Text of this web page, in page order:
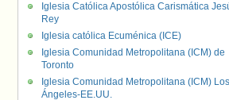
Iglesia Católica Apostólica Carismática
Rey
Iglesia católica Ecuménica (ICE)
Iglesia Comunidad Metropolitana (ICM) de
Toronto
Iglesia Comunidad Metropolitana (ICM) Los
Ángeles-EE.UU.